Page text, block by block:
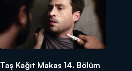
Taş Kağıt Makas 14. Bölüm